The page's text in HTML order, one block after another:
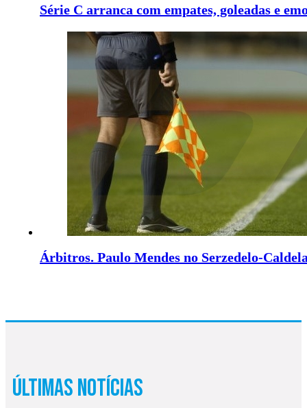
Série C arranca com empates, goleadas e
Árbitros. Paulo Mendes no Serzedelo-
Últimas Notícias